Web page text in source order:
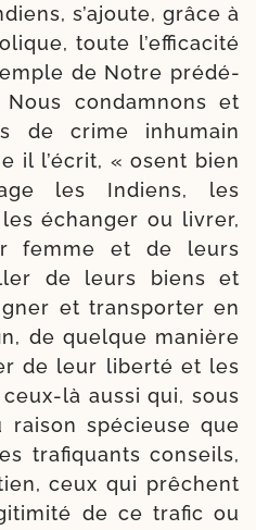
s’ajoute, grâce à
toute l’efficacité
de Notre prédé­
condam­nons et
de crime inhu­main
il l’écrit, « osent bien
les Indiens, les
échan­ger ou livrer,
femme et de leurs
de leurs biens et
et trans­por­ter en
de quelque manière
de leur liber­té et les
​là aus­si qui, sous
spé­cieuse que
tra­fi­quants conseils,
ceux qui prêchent
de ce tra­fic ou